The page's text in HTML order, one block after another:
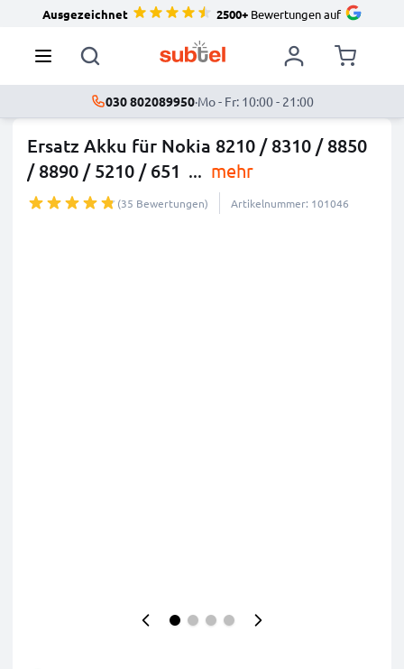
Ausgezeichnet 2500+Bewertungen auf
030 802089950·Mo - Fr: 10:00 - 21:00
Ersatz Akku für Nokia 8210 / 8310 / 8850
/ 8890 / 5210 / 651 ... mehr
(35 Bewertungen) Artikelnummer: 101046